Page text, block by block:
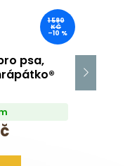
1 590
KČ
–10 %
psa,